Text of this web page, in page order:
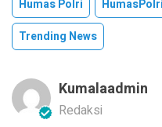
Humas Polri
HumasPolri
Trending News
Kumalaadmin
Redaksi